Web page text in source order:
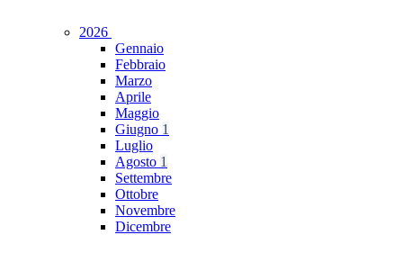
2026
Gennaio
Febbraio
Marzo
Aprile
Maggio
Giugno 1
Luglio
Agosto 1
Settembre
Ottobre
Novembre
Dicembre